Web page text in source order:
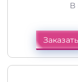
В
Заказать